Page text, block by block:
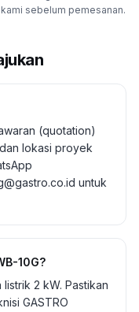
sebelum pemesanan.
(quotation)
lokasi proyek
untuk
10G?
2 kW. Pastikan
GASTRO